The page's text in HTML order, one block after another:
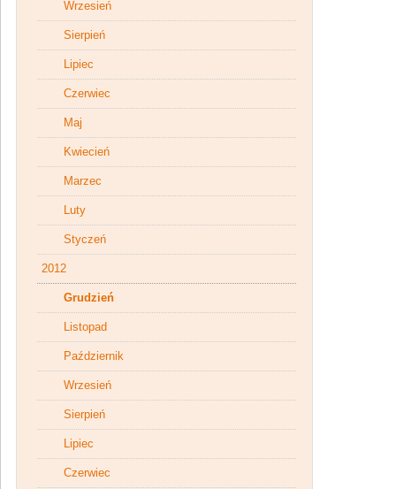
Wrzesień
Sierpień
Lipiec
Czerwiec
Maj
Kwiecień
Marzec
Luty
Styczeń
2012
Grudzień
Listopad
Październik
Wrzesień
Sierpień
Lipiec
Czerwiec